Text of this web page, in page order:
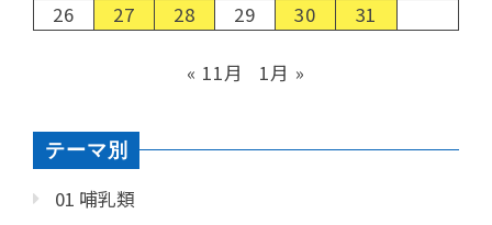
26
27 28 29 30 31
« 11月 1月 »
テーマ別
01 哺乳類